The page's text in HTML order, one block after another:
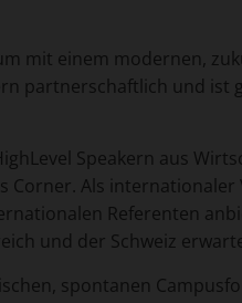
mit einem modernen,
partnerschaftlich und ist
Speakern aus
Als internationaler
Referenten
und der Schweiz
spontanen